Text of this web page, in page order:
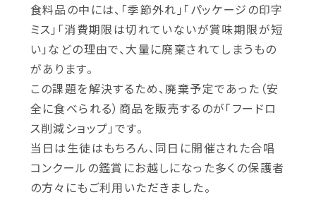
食料品の中には、「季節外れ」「パッケージの印字
ミス」「消費期限は切れていないが賞味期限が短
い」などの理由で、大量に廃棄されてしまうもの
があります。
この課題を解決するため、廃棄予定であった（安
全に食べられる）商品を販売するのが「フードロ
ス削減ショップ」です。
当日は生徒はもちろん、同日に開催された合唱
コンクールの鑑賞にお越しになった多くの保護者
の方々にもご利用いただきました。